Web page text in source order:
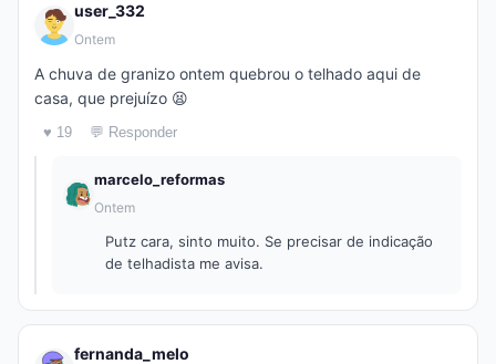
user_332
Ontem
A chuva de granizo ontem quebrou o telhado aqui de
casa, que prejuízo 😫
♥ 19 💬 Responder
marcelo_reformas
Ontem
Putz cara, sinto muito. Se precisar de indicação
de telhadista me avisa.
fernanda_melo